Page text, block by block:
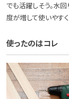
でも活躍しそう。水
度が増して使いやすく
使ったのはコレ